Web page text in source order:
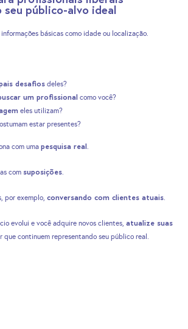
seu público-alvo ideal
básicas como idade ou localização.
desafios deles?
um profissional como você?
eles utilizam?
estar presentes?
com uma pesquisa real.
com suposições.
por exemplo, conversando com clientes atuais.
evolui e você adquire novos clientes, atualize suas
que continuem representando seu público real.